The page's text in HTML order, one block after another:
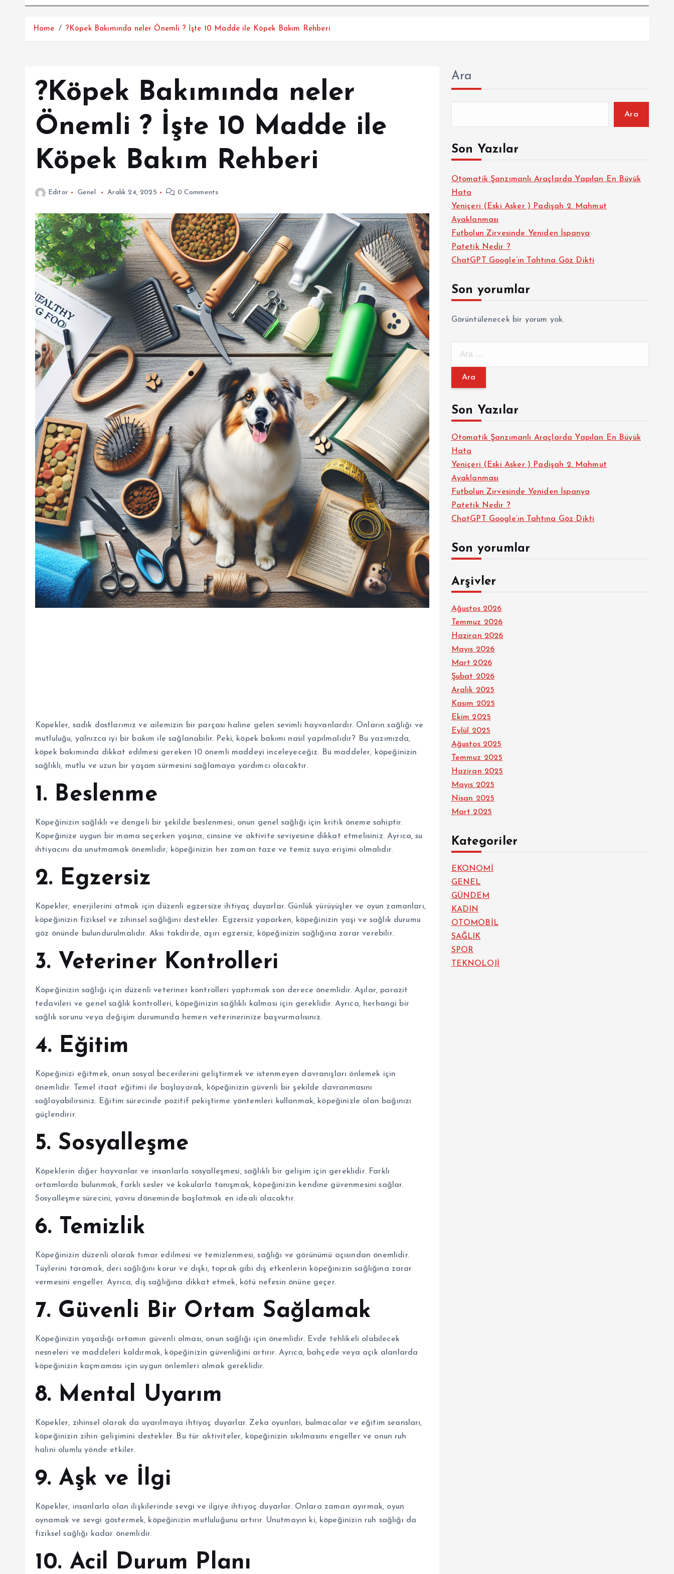
Home ?Köpek Bakımında neler Önemli ? İşte 10 Madde ile Köpek Bakım Rehberi
?Köpek Bakımında neler
Önemli ? İşte 10 Madde ile
Köpek Bakım Rehberi
Editor Genel Aralık 24, 2025 0 Comments
Köpekler, sadık dostlarımız ve ailemizin bir parçası haline gelen sevimli hayvanlardır. Onların sağlığı ve
mutluluğu, yalnızca iyi bir bakım ile sağlanabilir. Peki, köpek bakımı nasıl yapılmalıdır? Bu yazımızda,
köpek bakımında dikkat edilmesi gereken 10 önemli maddeyi inceleyeceğiz. Bu maddeler, köpeğinizin
sağlıklı, mutlu ve uzun bir yaşam sürmesini sağlamaya yardımcı olacaktır.
1. Beslenme
Köpeğinizin sağlıklı ve dengeli bir şekilde beslenmesi, onun genel sağlığı için kritik öneme sahiptir.
Köpeğinize uygun bir mama seçerken yaşına, cinsine ve aktivite seviyesine dikkat etmelisiniz. Ayrıca, su
ihtiyacını da unutmamak önemlidir; köpeğinizin her zaman taze ve temiz suya erişimi olmalıdır.
2. Egzersiz
Köpekler, enerjilerini atmak için düzenli egzersize ihtiyaç duyarlar. Günlük yürüyüşler ve oyun zamanları,
köpeğinizin fiziksel ve zihinsel sağlığını destekler. Egzersiz yaparken, köpeğinizin yaşı ve sağlık durumu
göz önünde bulundurulmalıdır. Aksi takdirde, aşırı egzersiz, köpeğinizin sağlığına zarar verebilir.
3. Veteriner Kontrolleri
Köpeğinizin sağlığı için düzenli veteriner kontrolleri yaptırmak son derece önemlidir. Aşılar, parazit
tedavileri ve genel sağlık kontrolleri, köpeğinizin sağlıklı kalması için gereklidir. Ayrıca, herhangi bir
sağlık sorunu veya değişim durumunda hemen veterinerinize başvurmalısınız.
4. Eğitim
Köpeğinizi eğitmek, onun sosyal becerilerini geliştirmek ve istenmeyen davranışları önlemek için
önemlidir. Temel itaat eğitimi ile başlayarak, köpeğinizin güvenli bir şekilde davranmasını
sağlayabilirsiniz. Eğitim sürecinde pozitif pekiştirme yöntemleri kullanmak, köpeğinizle olan bağınızı
güçlendirir.
5. Sosyalleşme
Köpeklerin diğer hayvanlar ve insanlarla sosyalleşmesi, sağlıklı bir gelişim için gereklidir. Farklı
ortamlarda bulunmak, farklı sesler ve kokularla tanışmak, köpeğinizin kendine güvenmesini sağlar.
Sosyalleşme sürecini, yavru döneminde başlatmak en ideali olacaktır.
6. Temizlik
Köpeğinizin düzenli olarak tımar edilmesi ve temizlenmesi, sağlığı ve görünümü açısından önemlidir.
Tüylerini taramak, deri sağlığını korur ve dışkı, toprak gibi dış etkenlerin köpeğinizin sağlığına zarar
vermesini engeller. Ayrıca, diş sağlığına dikkat etmek, kötü nefesin önüne geçer.
7. Güvenli Bir Ortam Sağlamak
Köpeğinizin yaşadığı ortamın güvenli olması, onun sağlığı için önemlidir. Evde tehlikeli olabilecek
nesneleri ve maddeleri kaldırmak, köpeğinizin güvenliğini artırır. Ayrıca, bahçede veya açık alanlarda
köpeğinizin kaçmaması için uygun önlemleri almak gereklidir.
8. Mental Uyarım
Köpekler, zihinsel olarak da uyarılmaya ihtiyaç duyarlar. Zeka oyunları, bulmacalar ve eğitim seansları,
köpeğinizin zihin gelişimini destekler. Bu tür aktiviteler, köpeğinizin sıkılmasını engeller ve onun ruh
halini olumlu yönde etkiler.
9. Aşk ve İlgi
Köpekler, insanlarla olan ilişkilerinde sevgi ve ilgiye ihtiyaç duyarlar. Onlara zaman ayırmak, oyun
oynamak ve sevgi göstermek, köpeğinizin mutluluğunu artırır. Unutmayın ki, köpeğinizin ruh sağlığı da
fiziksel sağlığı kadar önemlidir.
10. Acil Durum Planı
Ara
Ara
Son Yazılar
Otomatik Şanzımanlı Araçlarda Yapılan En Büyük
Hata
Yeniçeri (Eski Asker ) Padişah 2. Mahmut
Ayaklanması
Futbolun Zirvesinde Yeniden İspanya
Patetik Nedir ?
ChatGPT Google’ın Tahtına Göz Dikti
Son yorumlar
Görüntülenecek bir yorum yok.
m
:Son Yazılar
Otomatik Şanzımanlı Araçlarda Yapılan En Büyük
Hata
Yeniçeri (Eski Asker ) Padişah 2. Mahmut
Ayaklanması
Futbolun Zirvesinde Yeniden İspanya
Patetik Nedir ?
ChatGPT Google’ın Tahtına Göz Dikti
Son yorumlar
Arşivler
Ağustos 2026
Temmuz 2026
Haziran 2026
Mayıs 2026
Mart 2026
Şubat 2026
Aralık 2025
Kasım 2025
Ekim 2025
Eylül 2025
Ağustos 2025
Temmuz 2025
Haziran 2025
Mayıs 2025
Nisan 2025
Mart 2025
Kategoriler
EKONOMİ
GENEL
GÜNDEM
KADIN
OTOMOBİL
SAĞLIK
SPOR
TEKNOLOJİ